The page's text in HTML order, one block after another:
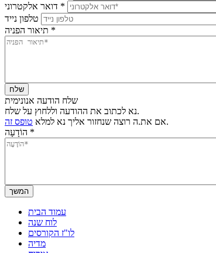
*
*
שלח הודעה אנונימית
נא לכתוב את ההודעה וללחוץ על שלח.
אם את.ה רוצה שנחזור אליך נא למלא טופס זה
.
*
עמוד הבית
לוח שנה
לו"ז הקורסים
מדיה